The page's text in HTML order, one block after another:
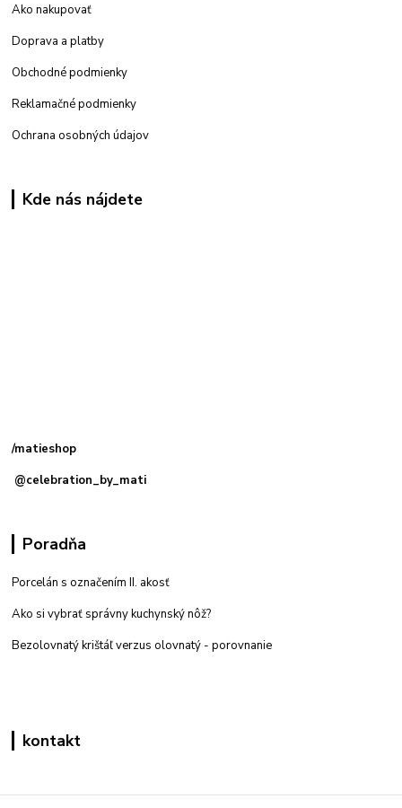
Ako nakupovať
Doprava a platby
Obchodné podmienky
Reklamačné podmienky
Ochrana osobných údajov
Kde nás nájdete
/matieshop
@celebration_by_mati
Poradňa
Porcelán s označením II. akosť
Ako si vybrať správny kuchynský nôž?
Bezolovnatý krištáľ verzus olovnatý - porovnanie
kontakt